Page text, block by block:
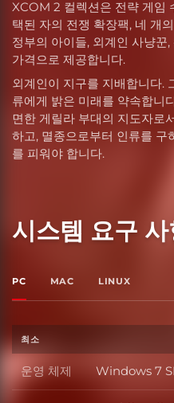
XCOM 2 컬렉션은 전략 게임
택된 자의 전쟁 확장팩, 네 개
정부의 아이들, 외계인 사냥꾼
가격으로 제공합니다.
외계인이 지구를 지배합니다.
류에게 밝은 미래를 약속합니
면한 게릴라 부대의 지도자로
하고, 멸종으로부터 인류를 구
를 피워야 합니다.
시스템 요구
PC MAC LINUX
최소
운영 체제 운영 체제
Windows 7